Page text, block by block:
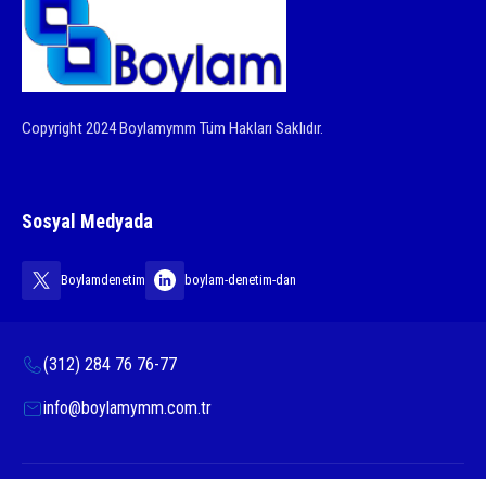
Copyright 2024 Boylamymm Tüm Hakları Saklıdır.
Sosyal Medyada
Boylamdenetim boylam-denetim-dan
(312) 284 76 76-77
info@boylamymm.com.tr